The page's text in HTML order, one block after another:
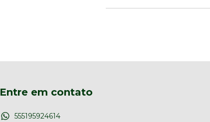
Entre em contato
555195924614